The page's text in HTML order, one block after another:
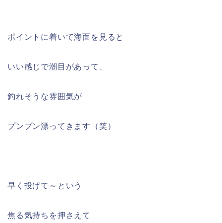
ポイントに着いて海面を見ると
いい感じで潮目があって、
釣れそうな雰囲気が
プンプン漂ってきます（笑）
早く投げて～という
焦る気持ちを押さえて